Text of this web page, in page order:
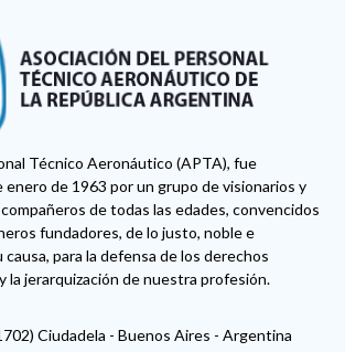
Técnico Aeronáutico (APTA), fue
de 1963 por un grupo de visionarios y
de todas las edades, convencidos
fundadores, de lo justo, noble e
para la defensa de los derechos
la jerarquización de nuestra profesión.
Ciudadela - Buenos Aires - Argentina